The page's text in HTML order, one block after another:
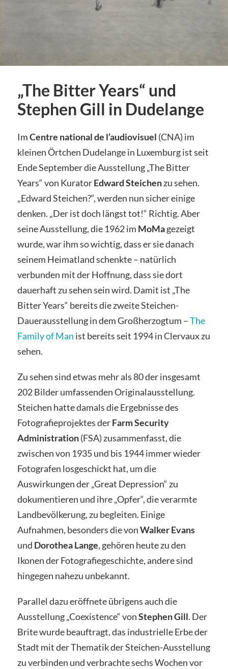
„The Bitter Years“ und
Stephen Gill in Dudelange
ImCentre national de l’audiovisuel (CNA) im
kleinen Örtchen Dudelange in Luxemburg ist seit
Ende September die Ausstellung „The Bitter
Years“ von KuratorEdward Steichenzu sehen.
„Edward Steichen?“, werden nun sicher einige
denken. „Der ist doch längst tot!“ Richtig. Aber
seine Ausstellung, die 1962 im MoMagezeigt
wurde, war ihm so wichtig, dass er sie danach
seinem Heimatland schenkte – natürlich
verbunden mit der Hoffnung, dass sie dort
dauerhaft zu sehen sein wird. Damit ist „The
Bitter Years“ bereits die zweite Steichen-
Dauerausstellung in dem Großherzogtum –The
Family of Man ist bereits seit 1994 in Clervaux zu
sehen.
Zu sehen sind etwas mehr als 80 der insgesamt
202 Bilder umfassenden Originalausstellung.
Steichen hatte damals die Ergebnisse des
Fotografieprojektes derFarm Security
Administration(FSA) zusammenfasst, die
zwischen von 1935 und bis 1944 immer wieder
Fotografen losgeschickt hat, um die
Auswirkungen der „Great Depression“ zu
dokumentieren und ihre „Opfer“, die verarmte
Landbevölkerung, zu begleiten. Einige
Aufnahmen, besonders die vonWalker Evans
und Dorothea Lange, gehören heute zu den
Ikonen der Fotografiegeschichte, andere sind
hingegen nahezu unbekannt.
Parallel dazu eröffnete übrigens auch die
Ausstellung „Coexistence“ vonStephen Gill. Der
Brite wurde beauftragt, das industrielle Erbe der
Stadt mit der Thematik der Steichen-Ausstellung
zu verbinden und verbrachte sechs Wochen vor